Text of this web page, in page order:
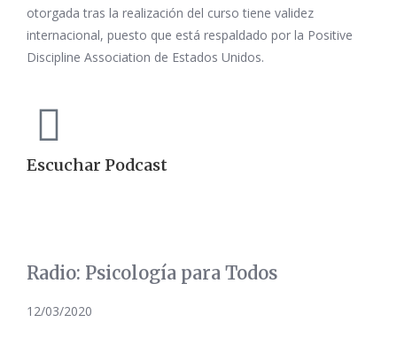
otorgada tras la realización del curso tiene validez
internacional, puesto que está respaldado por la Positive
Discipline Association de Estados Unidos.
Escuchar Podcast
Radio: Psicología para Todos
12/03/2020